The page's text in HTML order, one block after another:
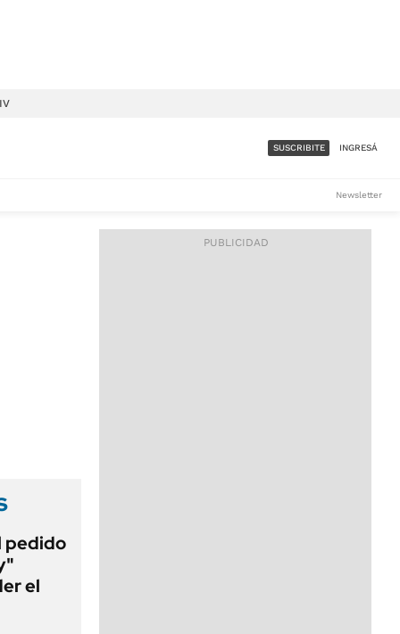
ACCESO FULL - $1.800/MES
SUSCRIBITE INGRESÁ
Newsletter
pedido
el